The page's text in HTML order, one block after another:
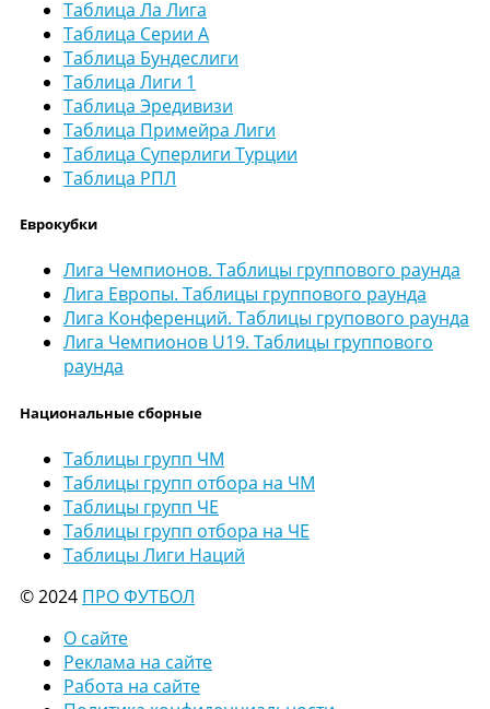
Таблица Ла Лига
Таблица Серии А
Таблица Бундеслиги
Таблица Лиги 1
Таблица Эредивизи
Таблица Примейра Лиги
Таблица Суперлиги Турции
Таблица РПЛ
Еврокубки
Лига Чемпионов. Таблицы группового раунда
Лига Европы. Таблицы группового раунда
Лига Конференций. Таблицы групового раунда
Лига Чемпионов U19. Таблицы группового
раунда
Национальные сборные
Таблицы групп ЧМ
Таблицы групп отбора на ЧМ
Таблицы групп ЧЕ
Таблицы групп отбора на ЧЕ
Таблицы Лиги Наций
© 2024 ПРО ФУТБОЛ
О сайте
Реклама на сайте
Работа на сайте